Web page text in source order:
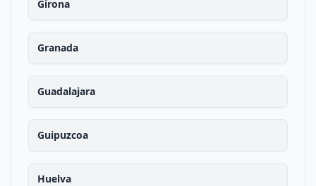
Girona
Granada
Guadalajara
Guipuzcoa
Huelva